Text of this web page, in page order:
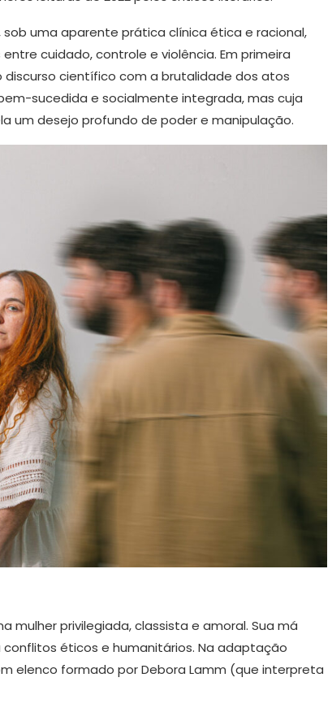
uma aparente prática clínica ética e racional,
cuidado, controle e violência. Em primeira
científico com a brutalidade dos atos
sucedida e socialmente integrada, mas cuja
um desejo profundo de poder e manipulação.
mulher privilegiada, classista e amoral. Sua má
éticos e humanitários. Na adaptação
elenco formado por Debora Lamm (que interpreta